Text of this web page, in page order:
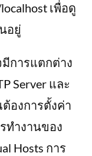
เพื่อดู
อยู่
การแตกต่าง
Server และ
องการตั้งค่า
ทำงานของ
Hosts การ